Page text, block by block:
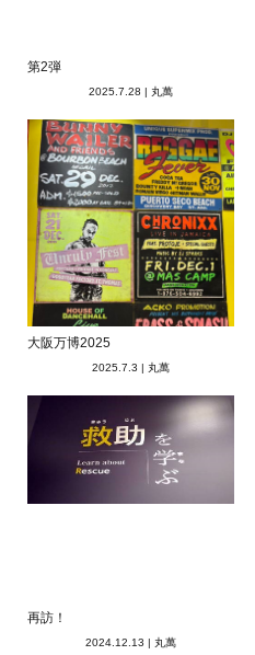
第2弾
2025.7.28 丸萬
大阪万博2025
2025.7.3 | 丸萬
再訪！
2024.12.13 | 丸萬